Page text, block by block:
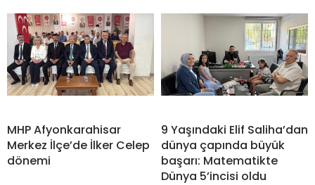
MHP Afyonkarahisar
Merkez İlçe’de İlker Celep
dönemi
9 Yaşındaki Elif Saliha’dan
dünya çapında büyük
başarı: Matematikte
Dünya 5’incisi oldu